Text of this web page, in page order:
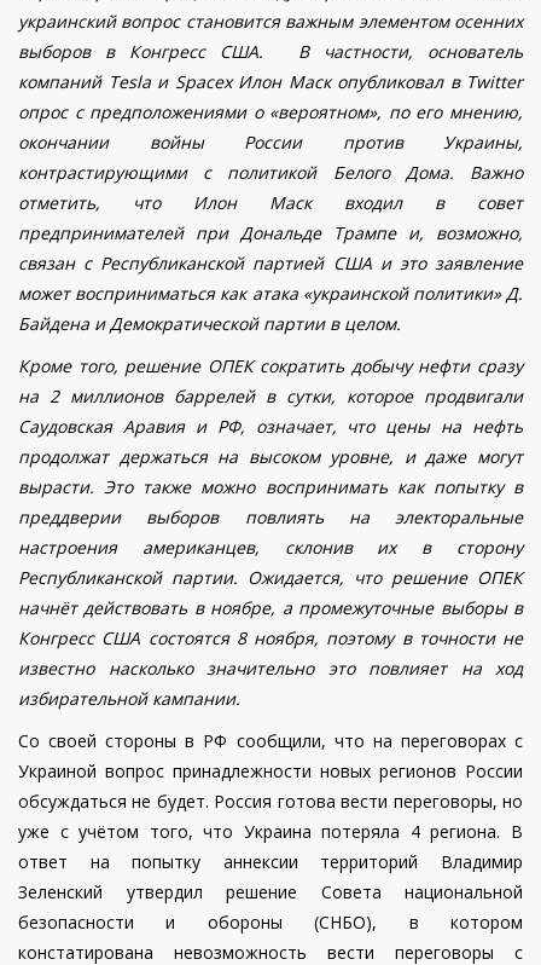
украинский вопрос становится важным элементом осенних
выборов в Конгресс США. В частности, основатель
компаний Tesla и Spacex Илон Маск опубликовал в Twitter
опрос с предположениями о «вероятном», по его мнению,
окончании войны России против Украины,
контрастирующими с политикой Белого Дома. Важно
отметить, что Илон Маск входил в совет
предпринимателей при Дональде Трампе и, возможно,
связан с Республиканской партией США и это заявление
может восприниматься как атака «украинской политики» Д.
Байдена и Демократической партии в целом.
Кроме того, решение ОПЕК сократить добычу нефти сразу
на 2 миллионов баррелей в сутки, которое продвигали
Саудовская Аравия и РФ, означает, что цены на нефть
продолжат держаться на высоком уровне, и даже могут
вырасти. Это также можно воспринимать как попытку в
преддверии выборов повлиять на электоральные
настроения американцев, склонив их в сторону
Республиканской партии. Ожидается, что решение ОПЕК
начнёт действовать в ноябре, а промежуточные выборы в
Конгресс США состоятся 8 ноября, поэтому в точности не
известно насколько значительно это повлияет на ход
избирательной кампании.
Со своей стороны в РФ сообщили, что на переговорах с
Украиной вопрос принадлежности новых регионов России
обсуждаться не будет. Россия готова вести переговоры, но
уже с учётом того, что Украина потеряла 4 региона. В
ответ на попытку аннексии территорий Владимир
Зеленский утвердил решение Совета национальной
безопасности и обороны (СНБО), в котором
констатирована невозможность вести переговоры с